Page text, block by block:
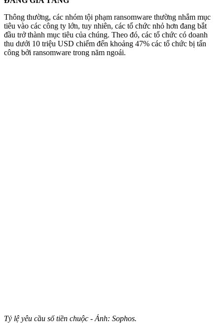
Thông thường, các nhóm tội phạm ransomware thường nhắm mục
tiêu vào các công ty lớn, tuy nhiên, các tổ chức nhỏ hơn đang bắt
đầu trở thành mục tiêu của chúng. Theo đó, các tổ chức có doanh
thu dưới 10 triệu USD chiếm đến khoảng 47% các tổ chức bị tấn
công bởi ransomware trong năm ngoái.
Tỷ lệ yêu cầu số tiền chuộc - Ảnh: Sophos.